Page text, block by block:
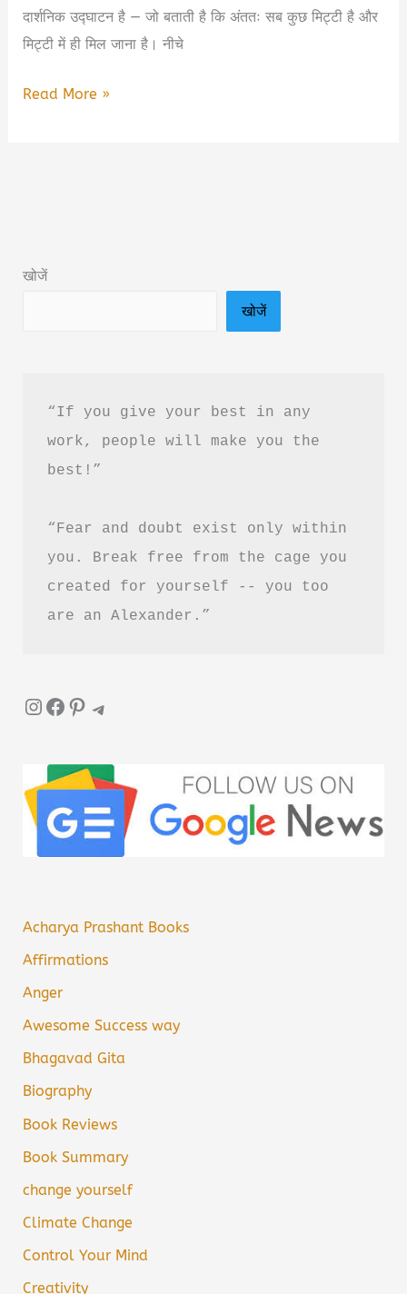
दार्शनिक उद्घाटन है — जो बताती है कि अंततः सब कुछ मिट्टी है और
मिट्टी में ही मिल जाना है। नीचे
मिट्टी
की
Poem
Read More »
खोजें
खोजें
“If you give your best in any
work, people will make you the
best!”
“Fear and doubt exist only within
you. Break free from the cage you
created for yourself -- you too
are an Alexander.”
InstagramFacebook Pinterest Telegram
Acharya Prashant Books
Affirmations
Anger
Awesome Success way
Bhagavad Gita
Biography
Book Reviews
Book Summary
change yourself
Climate Change
Control Your Mind
Creativity